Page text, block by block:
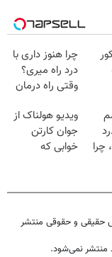
چرا هنوز داری با
درد راه میری؟
وقتی راه درمان
چرا
ویدیو هولناک از
جوان کارتن
خوابی که
حقیقی و حقوقی منتشر
منتشر نمی‌شود.